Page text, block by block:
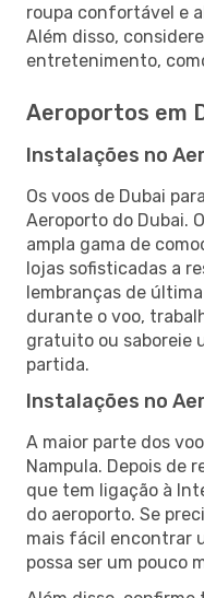
roupa confortável e
Além disso,
entretenimento,
Aeroportos em
Instalações no
Os voos de Dubai
Aeroporto do Dubai.
ampla gama de
lojas sofisticadas a
lembranças de
durante o voo,
gratuito ou saboreie
partida.
Instalações no
A maior parte dos
Nampula. Depois de
que tem ligação à
do aeroporto. Se
mais fácil encontrar
possa ser um pouco